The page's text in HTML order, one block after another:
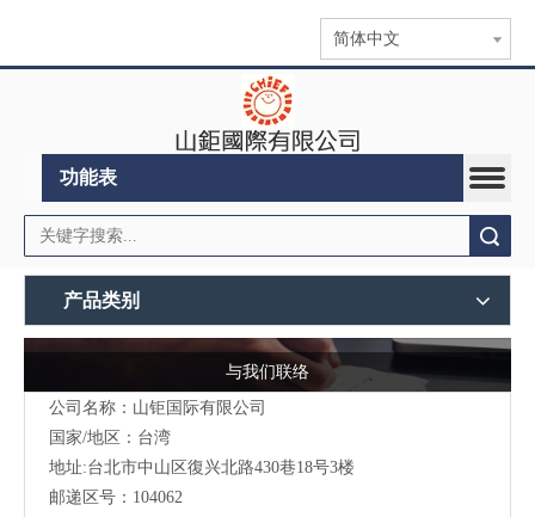
简体中文
功能表
产品类别
与我们联络
公司名称：山钜国际有限公司
国家/地区：台湾
地址:台北市中山区復兴北路430巷18号3楼
邮递区号：104062